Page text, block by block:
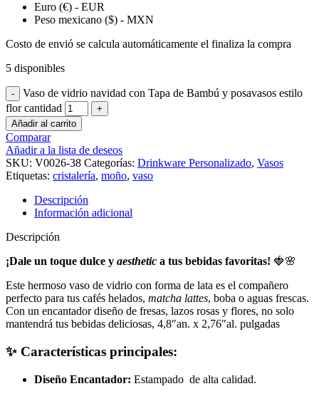
Euro (€) - EUR
Peso mexicano ($) - MXN
Costo de envió se calcula automáticamente el finaliza la compra
5 disponibles
Vaso de vidrio navidad con Tapa de Bambú y posavasos estilo
flor cantidad
Añadir al carrito
Comparar
Añadir a la lista de deseos
SKU: V0026-38 Categorías: Drinkware Personalizado, Vasos
Etiquetas: cristalería, moño, vaso
Descripción
Información adicional
Descripción
¡Dale un toque dulce y aesthetic a tus bebidas favoritas! 🍓🌸
Este hermoso vaso de vidrio con forma de lata es el compañero
perfecto para tus cafés helados, matcha lattes, boba o aguas frescas.
Con un encantador diseño de fresas, lazos rosas y flores, no solo
mantendrá tus bebidas deliciosas, 4,8″an. x 2,76″al. pulgadas
✨ Características principales:
Diseño Encantador: Estampado de alta calidad.